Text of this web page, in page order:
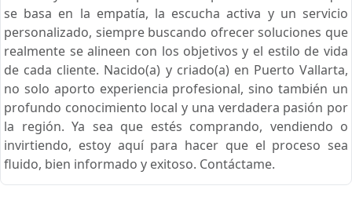
se basa en la empatía, la escucha activa y un servicio
personalizado, siempre buscando ofrecer soluciones que
realmente se alineen con los objetivos y el estilo de vida
de cada cliente. Nacido(a) y criado(a) en Puerto Vallarta,
no solo aporto experiencia profesional, sino también un
profundo conocimiento local y una verdadera pasión por
la región. Ya sea que estés comprando, vendiendo o
invirtiendo, estoy aquí para hacer que el proceso sea
fluido, bien informado y exitoso. Contáctame.